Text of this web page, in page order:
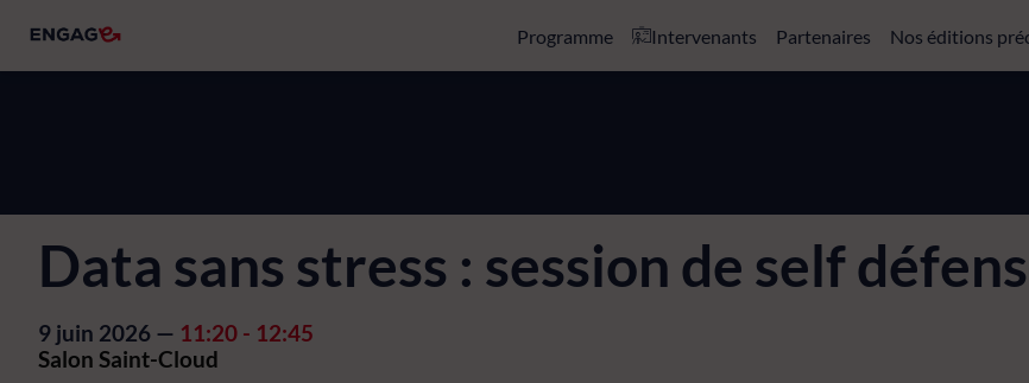
Programme Intervenants Partenaires Nos éditions
Data sans stress : session de self
9 juin 2026 — 11:20 - 12:45
Salon Saint-Cloud